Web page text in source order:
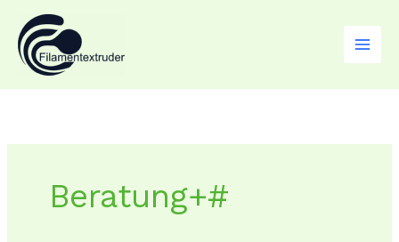
Inhalt
springen
Beratung+#